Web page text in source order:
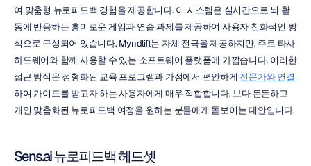
여 맞춤형 뉴로피드백 경험을 제공합니다. 이 시스템은 실시간으로 뇌 활
동에 반응하는 흥미로운 게임과 연습 과제를 제공하여 사용자 친화적인 방
식으로 구성되어 있습니다. Myndlift는 자체 전극을 제공하지만, 주로 타사
하드웨어와 함께 사용할 수 있는 소프트웨어 플랫폼에 가깝습니다. 이러한
접근 방식은 정형화된 교육 프로그램과 가정에서 편안하게 전문가와 연결
하여 가이드를 받고자 하는 사용자에게 매우 적합합니다. 보다 든든하고
개인 맞춤화된 뉴로피드백 여정을 원하는 분들에게 돋보이는 대안입니다.
Sens.ai 뉴로피드백 헤드셋